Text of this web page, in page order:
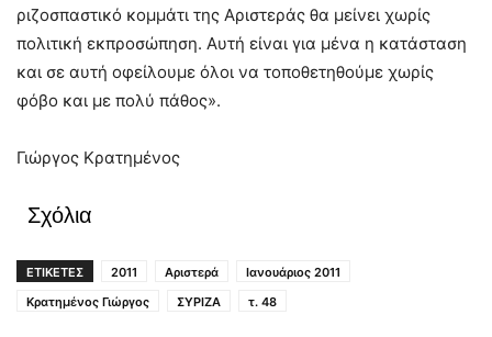
ριζοσπαστικό κομμάτι της Αριστεράς θα μείνει χωρίς
πολιτική εκπροσώπηση. Αυτή είναι για μένα η κατάσταση
και σε αυτή οφείλουμε όλοι να τοποθετηθούμε χωρίς
φόβο και με πολύ πάθος».
Γιώργος Κρατημένος
Σχόλια
ΕΤΙΚΕΤΕΣ 2011 Αριστερά
Ιανουάριος 2011
Κρατημένος Γιώργος
ΣΥΡΙΖΑ τ. 48